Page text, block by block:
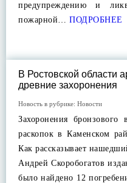
предупреждению и
пожарной… ПОДРОБНЕЕ
В Ростовской области
древние захоронения
Новость в рубрике: Новости
Захоронения
раскопок в Каменском
Как рассказывает
Андрей Скоробогатов
было найдено 12